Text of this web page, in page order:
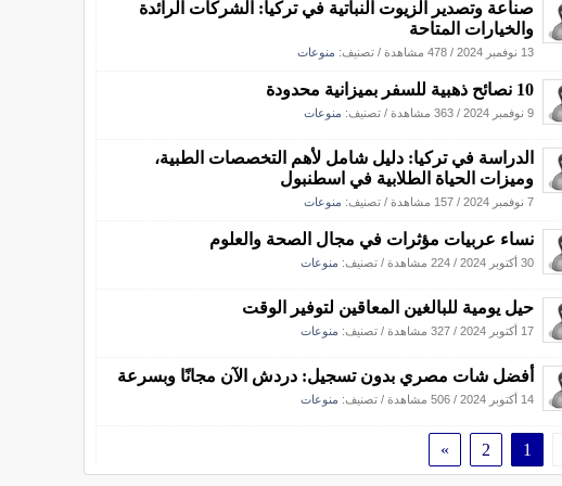
صناعة وتصدير الزيوت النباتية في تركيا: الشركات الرائدة
والخيارات المتاحة
13 نوفمبر 2024 / 478 مشاهدة / تصنيف: منوعات
10 نصائح ذهبية للسفر بميزانية محدودة
9 نوفمبر 2024 / 363 مشاهدة / تصنيف: منوعات
الدراسة في تركيا: دليل شامل لأهم التخصصات الطبية،
وميزات الحياة الطلابية في اسطنبول
7 نوفمبر 2024 / 157 مشاهدة / تصنيف: منوعات
نساء عربيات مؤثرات في مجال الصحة والعلوم
30 أكتوبر 2024 / 224 مشاهدة / تصنيف: منوعات
حيل يومية للبالغين المعاقين لتوفير الوقت
17 أكتوبر 2024 / 327 مشاهدة / تصنيف: منوعات
أفضل شات مصري بدون تسجيل: دردش الآن مجانًا وبسرعة
14 أكتوبر 2024 / 506 مشاهدة / تصنيف: منوعات
1
2
»